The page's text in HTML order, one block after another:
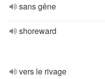
sans gêne
shoreward
vers le rivage